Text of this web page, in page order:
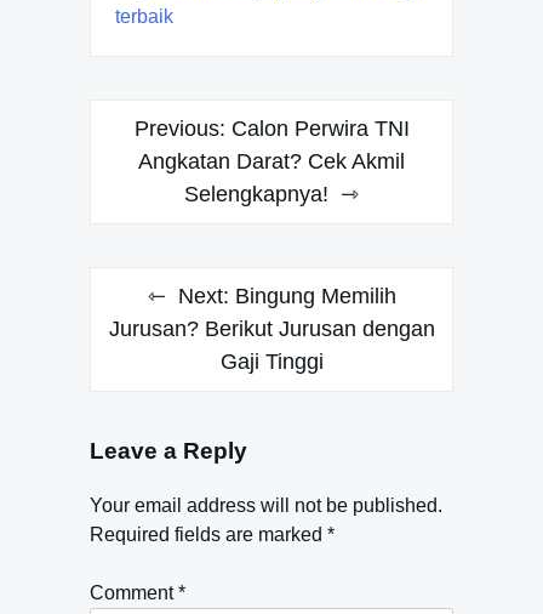
terbaik
Post
navigation
Previous: Calon Perwira TNI
Angkatan Darat? Cek Akmil
Selengkapnya!
Next: Bingung Memilih
Jurusan? Berikut Jurusan dengan
Gaji Tinggi
Leave a Reply
Your email address will not be published.
Required fields are marked *
Comment*